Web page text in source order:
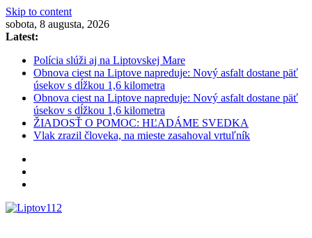
Skip to content
sobota, 8 augusta, 2026
Latest:
Polícia slúži aj na Liptovskej Mare
Obnova ciest na Liptove napreduje: Nový asfalt dostane päť
úsekov s dĺžkou 1,6 kilometra
Obnova ciest na Liptove napreduje: Nový asfalt dostane päť
úsekov s dĺžkou 1,6 kilometra
ŽIADOSŤ O POMOC: HĽADÁME SVEDKA
Vlak zrazil človeka, na mieste zasahoval vrtuľník